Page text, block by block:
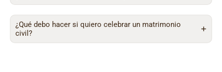
¿Qué debo hacer si quiero celebrar un matrimonio
civil?